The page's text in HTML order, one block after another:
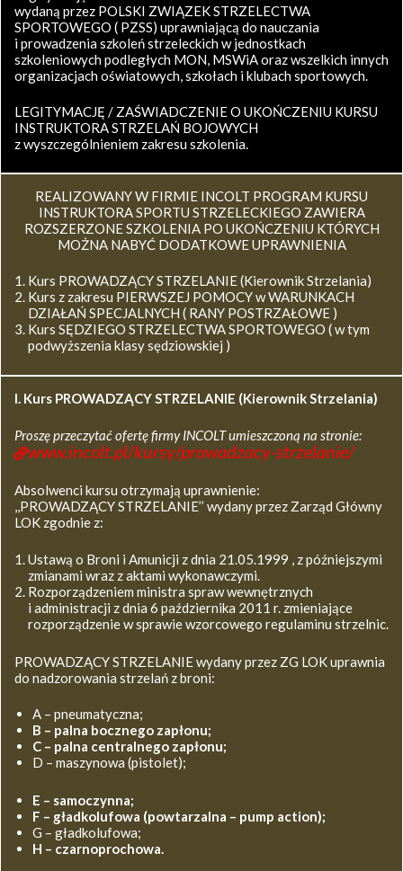
wydaną przez POLSKI ZWIĄZEK STRZELECTWA
SPORTOWEGO ( PZSS) uprawniającą do nauczania
i prowadzenia szkoleń strzeleckich w jednostkach
szkoleniowych podległych MON, MSWiA oraz wszelkich innych
organizacjach oświatowych, szkołach i klubach sportowych.
LEGITYMACJĘ / ZAŚWIADCZENIE O UKOŃCZENIU KURSU
INSTRUKTORA STRZELAŃ BOJOWYCH
z wyszczególnieniem zakresu szkolenia.
REALIZOWANY W FIRMIE INCOLT PROGRAM KURSU
INSTRUKTORA SPORTU STRZELECKIEGO ZAWIERA
ROZSZERZONE SZKOLENIA PO UKOŃCZENIU KTÓRYCH
MOŻNA NABYĆ DODATKOWE UPRAWNIENIA
Kurs PROWADZĄCY STRZELANIE (Kierownik Strzelania)
Kurs z zakresu PIERWSZEJ POMOCY w WARUNKACH
DZIAŁAŃ SPECJALNYCH ( RANY POSTRZAŁOWE )
Kurs SĘDZIEGO STRZELECTWA SPORTOWEGO ( w tym
podwyższenia klasy sędziowskiej )
I. Kurs PROWADZĄCY STRZELANIE (Kierownik Strzelania)
Proszę przeczytać ofertę firmy INCOLT umieszczoną na stronie:
www.incolt.pl/kursy/prowadzacy-strzelanie/
Absolwenci kursu otrzymają uprawnienie:
,,PROWADZĄCY STRZELANIE’’ wydany przez Zarząd Główny
LOK zgodnie z:
Ustawą o Broni i Amunicji z dnia 21.05.1999 , z późniejszymi
zmianami wraz z aktami wykonawczymi.
Rozporządzeniem ministra spraw wewnętrznych
i administracji z dnia 6 października 2011 r. zmieniające
rozporządzenie w sprawie wzorcowego regulaminu strzelnic.
PROWADZĄCY STRZELANIE wydany przez ZG LOK uprawnia
do nadzorowania strzelań z broni:
A – pneumatyczna;
B – palna bocznego zapłonu;
C – palna centralnego zapłonu;
D – maszynowa (pistolet);
E – samoczynna;
F – gładkolufowa (powtarzalna – pump action);
G – gładkolufowa;
H – czarnoprochowa.